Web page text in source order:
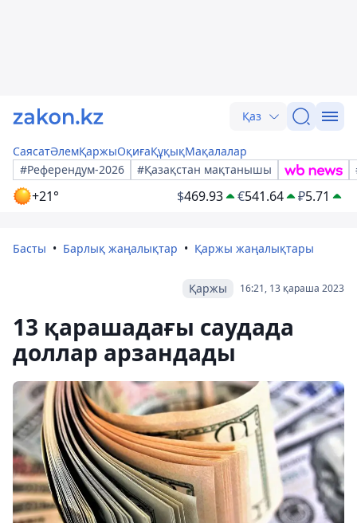
Қаз
СаясатӘлемҚаржыОқиғаҚұқықМақалалар
#Референдум-2026
#Қазақстан мақтанышы
+21° $469.93 €541.64 ₽5.71
Басты Барлық жаңалықтар Қаржы жаңалықтары
16:21, 13 қараша 2023
Қаржы
13 қарашадағы саудада
доллар арзандады